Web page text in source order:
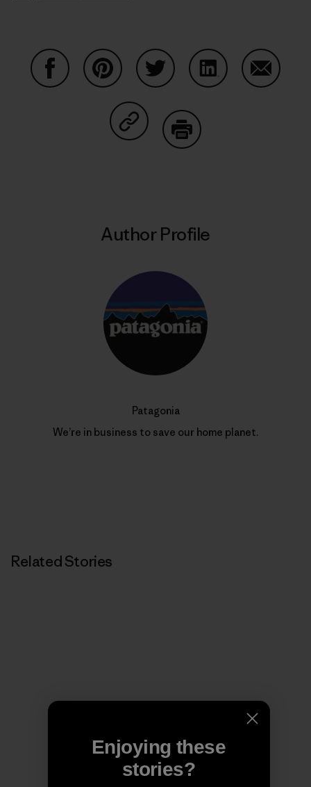
Share on Copy Link
Author Profile
Patagonia
We’re in business to save our home planet.
Related Stories
Enjoying these
stories?